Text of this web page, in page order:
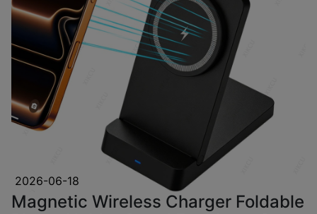
2026-06-18
Magnetic Wireless Charger Foldable